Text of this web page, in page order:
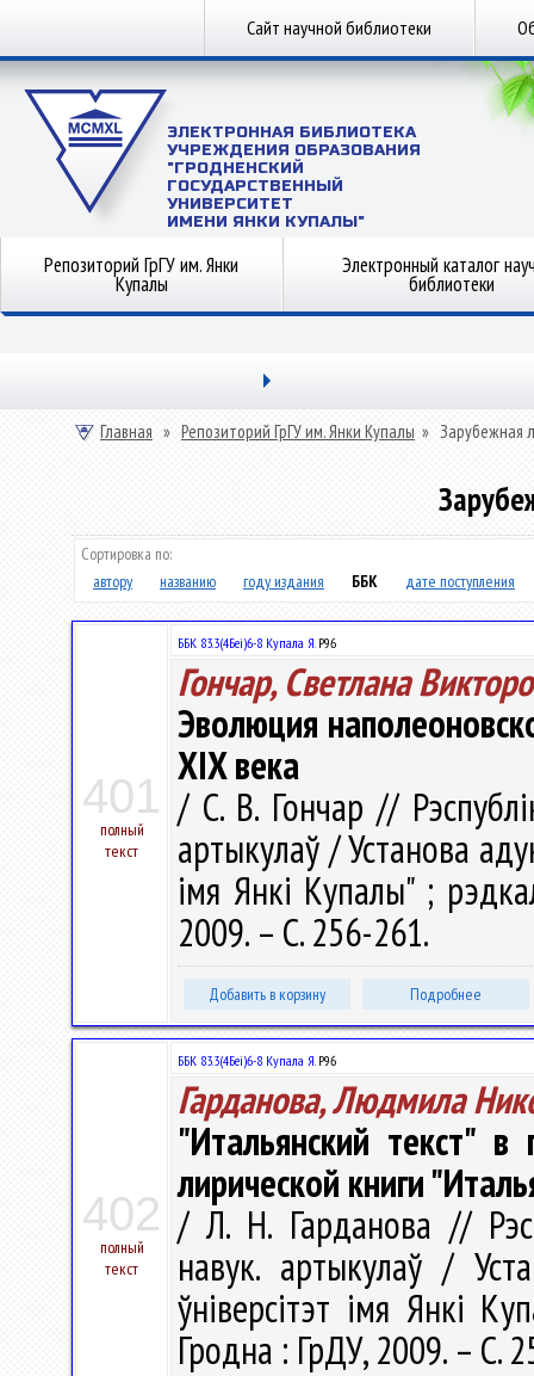
Сайт научной библиотеки
ЭЛЕКТРОННАЯ БИБЛИОТЕКА
УЧРЕЖДЕНИЯ ОБРАЗОВАНИЯ
"ГРОДНЕНСКИЙ
ГОСУДАРСТВЕННЫЙ
УНИВЕРСИТЕТ
ИМЕНИ ЯНКИ КУПАЛЫ"
Репозиторий ГрГУ им. Янки
Купалы
Электронный каталог
библиотеки
Главная » Репозиторий ГрГУ им. Янки Купалы » Зарубежная
Сортировка по:
автору
названию году издания ББК дате поступления
401
полный
текст
ББК 83.3(4Беі)6-8 Купала Я.Р96
Гончар, Светлана
Эволюция
XIX века
/ С. В. Гончар //
артыкулаў / Установа
імя Янкі Купалы" ;
2009. – С. 256-261.
Добавить в корзину Подробнее
402
полный
текст
ББК 83.3(4Беі)6-8 Купала Я.Р96
Гарданова, Людмила
"Итальянский текст"
лирической книги
/ Л. Н. Гарданова //
навук. артыкулаў /
ўніверсітэт імя Янкі
Гродна : ГрДУ, 2009. – С.